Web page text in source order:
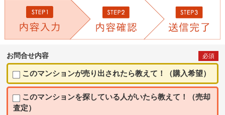
お問合せ内容 必須
このマンションが売り出されたら教えて！（購入希望）
このマンションを探している人がいたら教えて！（売却
査定）